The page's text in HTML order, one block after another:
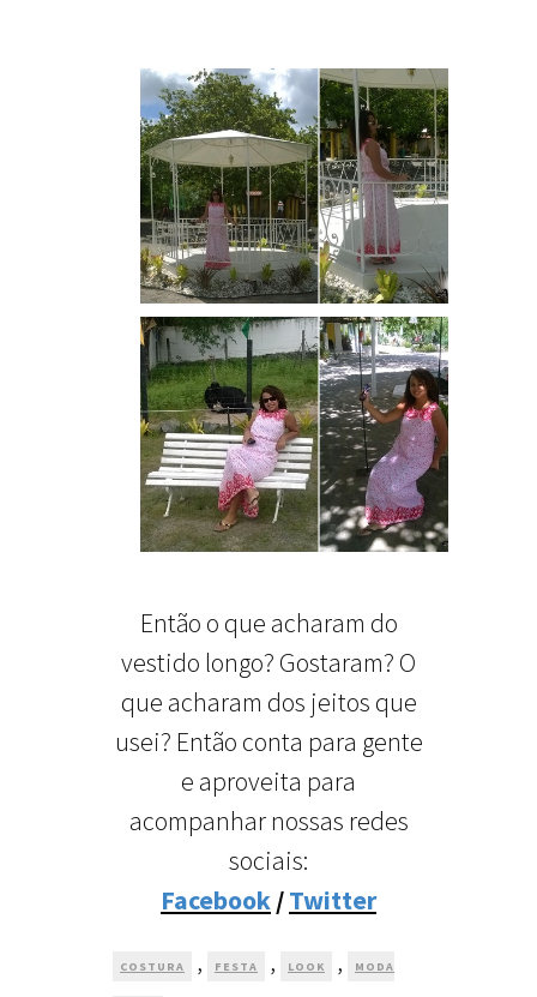
Então o que acharam do
vestido longo? Gostaram? O
que acharam dos jeitos que
usei? Então conta para gente
e aproveita para
acompanhar nossas redes
sociais:
Facebook/Twitter
COSTURA , FESTA , LOOK , MODA